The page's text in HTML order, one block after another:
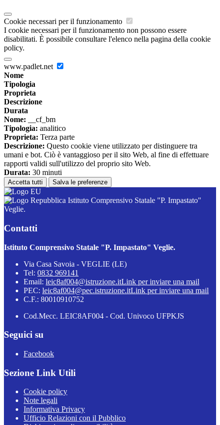
Cookie necessari per il funzionamento
I cookie necessari per il funzionamento non possono essere
disabilitati. È possibile consultare l'elenco nella pagina della cookie
policy.
www.padlet.net
Nome
Tipologia
Proprieta
Descrizione
Durata
Nome: __cf_bm
Tipologia: analitico
Proprieta: Terza parte
Descrizione: Questo cookie viene utilizzato per distinguere tra
umani e bot. Ciò è vantaggioso per il sito Web, al fine di effettuare
rapporti validi sull'utilizzo del proprio sito Web.
Durata: 30 minuti
Accetta tutti Salva le preferenze
Istituto Comprensivo Statale "P. Impastato"
Veglie.
Contatti
Istituto Comprensivo Statale "P. Impastato" Veglie.
Via Casa Savoia - VEGLIE (LE)
Tel: 0832 969141
Email: leic8af004@istruzione.itLink per inviare una mail
PEC: leic8af004@pec.istruzione.itLink per inviare una mail
C.F.: 80010910752
Cod.Mecc. LEIC8AF004 - Cod. Univoco UFPKJS
Seguici su
Facebook
Sezione Link Utili
Cookie policy
Note legali
Informativa Privacy
Ufficio Relazioni con il Pubblico